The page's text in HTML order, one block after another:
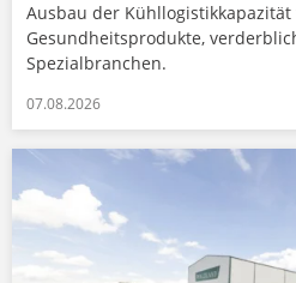
Ausbau der
Gesundheitsprodukte,
Spezialbranchen.
07.08.2026